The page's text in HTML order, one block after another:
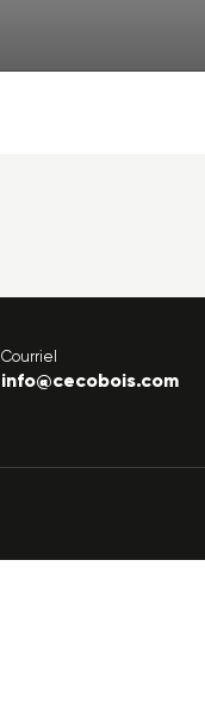
Courriel
info@cecobois.com